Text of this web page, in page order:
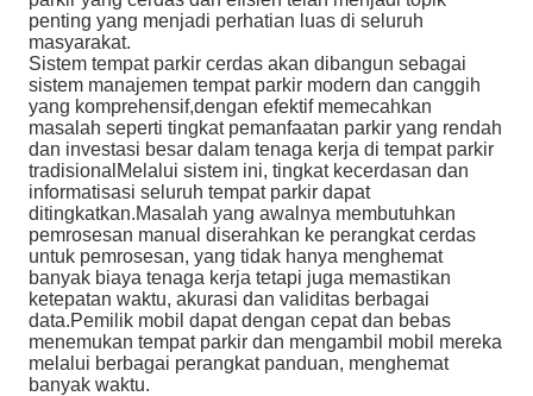
penting yang menjadi perhatian luas di seluruh
masyarakat.
Sistem tempat parkir cerdas akan dibangun sebagai
sistem manajemen tempat parkir modern dan canggih
yang komprehensif,dengan efektif memecahkan
masalah seperti tingkat pemanfaatan parkir yang rendah
dan investasi besar dalam tenaga kerja di tempat parkir
tradisionalMelalui sistem ini, tingkat kecerdasan dan
informatisasi seluruh tempat parkir dapat
ditingkatkan.Masalah yang awalnya membutuhkan
pemrosesan manual diserahkan ke perangkat cerdas
untuk pemrosesan, yang tidak hanya menghemat
banyak biaya tenaga kerja tetapi juga memastikan
ketepatan waktu, akurasi dan validitas berbagai
data.Pemilik mobil dapat dengan cepat dan bebas
menemukan tempat parkir dan mengambil mobil mereka
melalui berbagai perangkat panduan, menghemat
banyak waktu.